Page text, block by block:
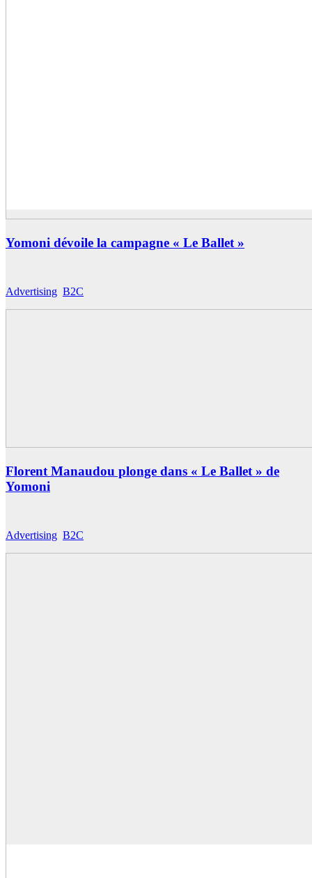
Yomoni dévoile la campagne « Le Ballet »
Advertising B2C
Florent Manaudou plonge dans « Le Ballet » de
Yomoni
Advertising B2C